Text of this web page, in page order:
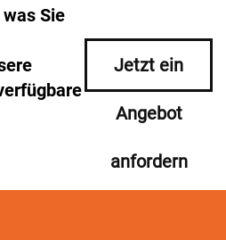
Sie
Jetzt ein
Angebot
anfordern